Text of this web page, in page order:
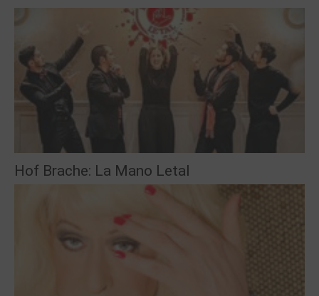
Hof Brache: La Mano Letal